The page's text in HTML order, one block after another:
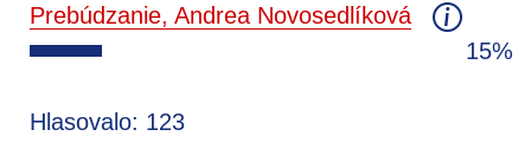
Prebúdzanie, Andrea Novosedlíková
15%
Hlasovalo: 123